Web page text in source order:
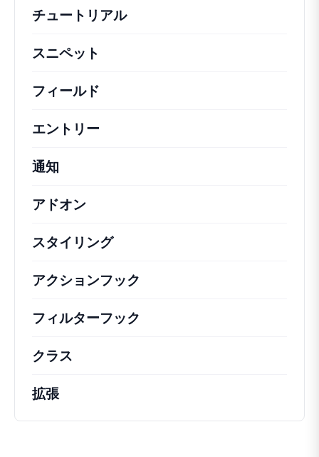
チュートリアル役立つハウツー記事やその他
スニペット
フィールド
エントリー
通知
アドオン
スタイリング
アクションフック
フィルターフック
クラス
拡張